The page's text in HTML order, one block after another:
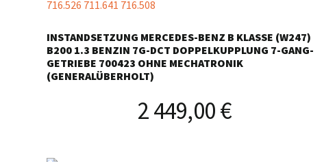
INSTANDSETZUNG MERCEDES-BENZ B KLASSE (W247)
B200 1.3 BENZIN 7G-DCT DOPPELKUPPLUNG 7-GANG-
GETRIEBE 700423 OHNE MECHATRONIK
(GENERALÜBERHOLT)
2 449,00€